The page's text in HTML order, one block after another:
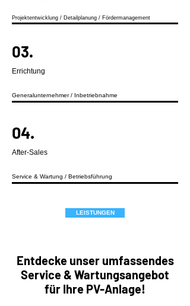
Projektentwicklung / Detailplanung / Fördermanagement
03.
Errichtung
Generalunternehmer / Inbetriebnahme
04.
After-Sales
Service & Wartung / Betriebsführung
LEISTUNGEN
Entdecke unser umfassendes
Service & Wartungsangebot
für Ihre PV-Anlage!